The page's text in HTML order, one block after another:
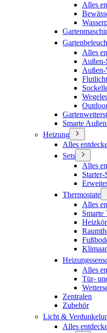
Alles
Alles
Außen-
Außen-
Smarte
Heizung
Alles
Sets
Alles
Starter-
Thermostate
Alles
Smarte
Alles
Tür-
Zentralen
Zubehör
Licht &
Alles